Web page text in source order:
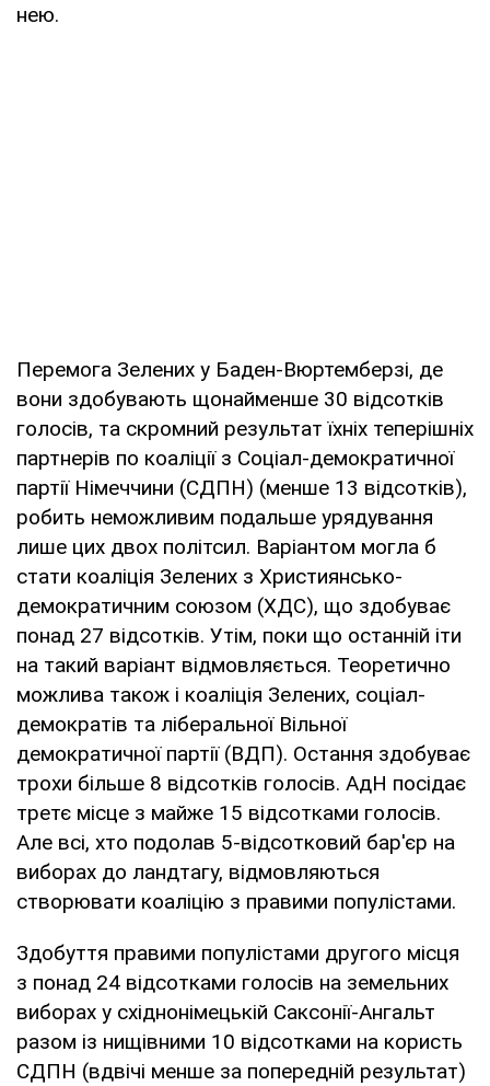
нею.
Перемога Зелених у Баден-Вюртемберзі, де
вони здобувають щонайменше 30 відсотків
голосів, та скромний результат їхніх теперішніх
партнерів по коаліції з Соціал-демократичної
партії Німеччини (СДПН) (менше 13 відсотків),
робить неможливим подальше урядування
лише цих двох політсил. Варіантом могла б
стати коаліція Зелених з Християнсько-
демократичним союзом (ХДС), що здобуває
понад 27 відсотків. Утім, поки що останній іти
на такий варіант відмовляється. Теоретично
можлива також і коаліція Зелених, соціал-
демократів та ліберальної Вільної
демократичної партії (ВДП). Остання здобуває
трохи більше 8 відсотків голосів. АдН посідає
третє місце з майже 15 відсотками голосів.
Але всі, хто подолав 5-відсотковий бар'єр на
виборах до ландтагу, відмовляються
створювати коаліцію з правими популістами.
Здобуття правими популістами другого місця
з понад 24 відсотками голосів на земельних
виборах у східнонімецькій Саксонії-Ангальт
разом із нищівними 10 відсотками на користь
СДПН (вдвічі менше за попередній результат)